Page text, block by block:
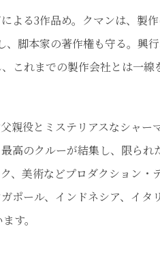
よる3作品め。クマンは、製
脚本家の著作権も守る。興
これまでの製作会社とは一線
親役とミステリアスなシャー
高のクルーが結集し、限られ
、美術などプロダクション・
ポール、インドネシア、イタ
す。